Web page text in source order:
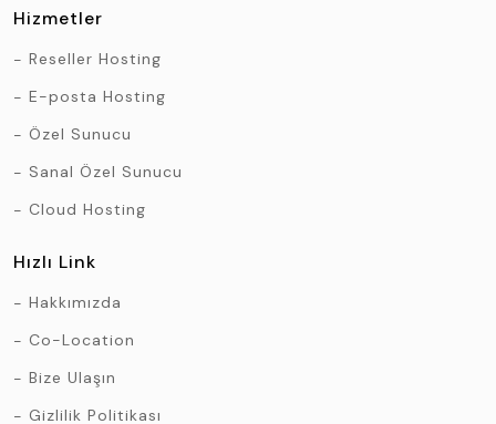
Hizmetler
Reseller Hosting
E-posta Hosting
Özel Sunucu
Sanal Özel Sunucu
Cloud Hosting
Hızlı Link
Hakkımızda
Co-Location
Bize Ulaşın
Gizlilik Politikası